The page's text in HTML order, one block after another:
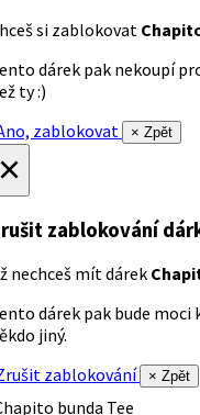
si zablokovat
dárek pak nekoupí
ty :)
zablokovat
× Zpět
zablokování
nechceš mít dárek
dárek pak bude moci
jiný.
zablokování
× Zpět